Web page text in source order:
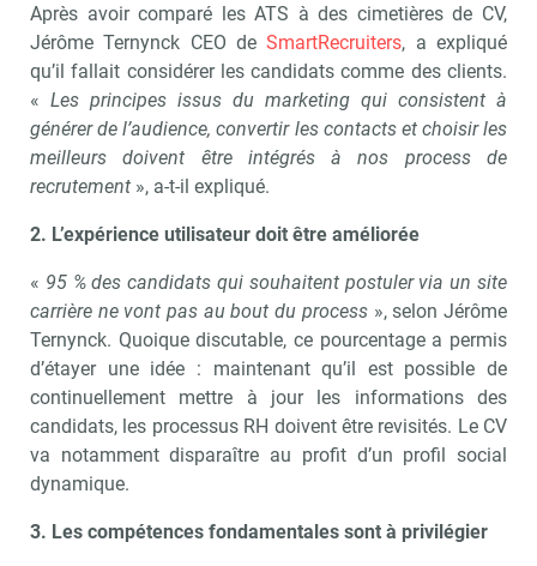
Après avoir comparé les ATS à des cimetières de CV,
Jérôme Ternynck CEO deSmartRecruiters, a expliqué
qu’il fallait considérer les candidats comme des clients.
« Les principes issus du marketing qui consistent à
générer de l’audience, convertir les contacts et choisir les
meilleurs doivent être intégrés à nos process de
recrutement », a-t-il expliqué.
2. L’expérience utilisateur doit être améliorée
« 95 % des candidats qui souhaitent postuler via un site
carrière ne vont pas au bout du process», selon Jérôme
Ternynck. Quoique discutable, ce pourcentage a permis
d’étayer une idée : maintenant qu’il est possible de
continuellement mettre à jour les informations des
candidats, les processus RH doivent être revisités. Le CV
va notamment disparaître au profit d’un profil social
dynamique.
3. Les compétences fondamentales sont à privilégier